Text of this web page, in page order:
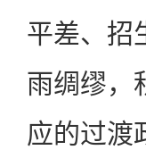
平差、招
雨绸缪，
应的过渡